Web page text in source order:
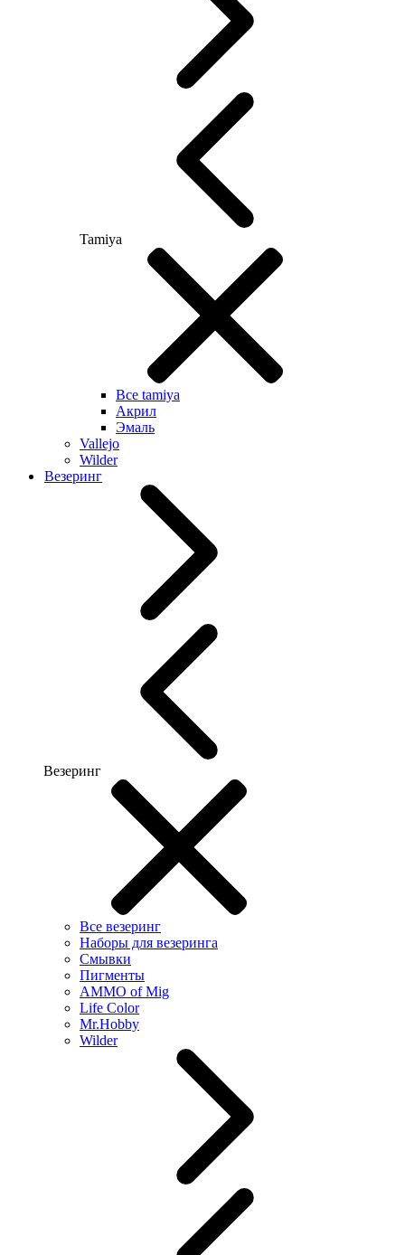
Tamiya
Все tamiya
Акрил
Эмаль
Vallejo
Wilder
Везеринг
Везеринг
Все везеринг
Наборы для везеринга
Смывки
Пигменты
AMMO of Mig
Life Color
Mr.Hobby
Wilder